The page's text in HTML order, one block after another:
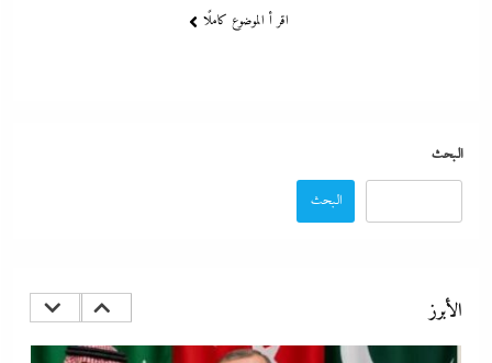
اقر أ الموضوع كاملًا
البحث
البحث
الأبرز3 أكتوبر، 2025